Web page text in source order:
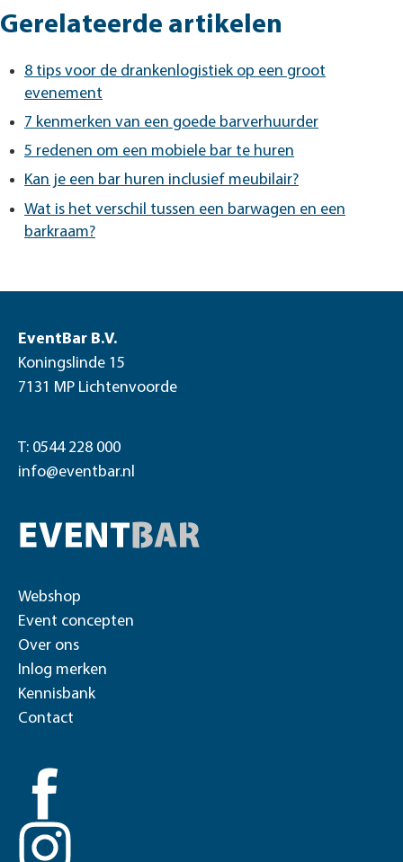
Gerelateerde artikelen
8 tips voor de drankenlogistiek op een groot
evenement
7 kenmerken van een goede barverhuurder
5 redenen om een mobiele bar te huren
Kan je een bar huren inclusief meubilair?
Wat is het verschil tussen een barwagen en een
barkraam?
EventBar B.V.
Koningslinde 15
7131 MP Lichtenvoorde
T: 0544 228 000
info@eventbar.nl
Webshop
Event concepten
Over ons
Inlog merken
Kennisbank
Contact